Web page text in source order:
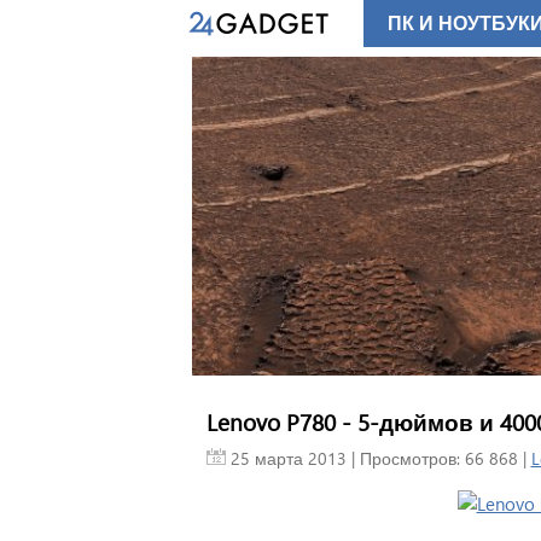
Lenovo P780 - 5-дюймов и
25 марта 2013 | Просмотров: 66 868 |
ПК И НОУТБУКИ